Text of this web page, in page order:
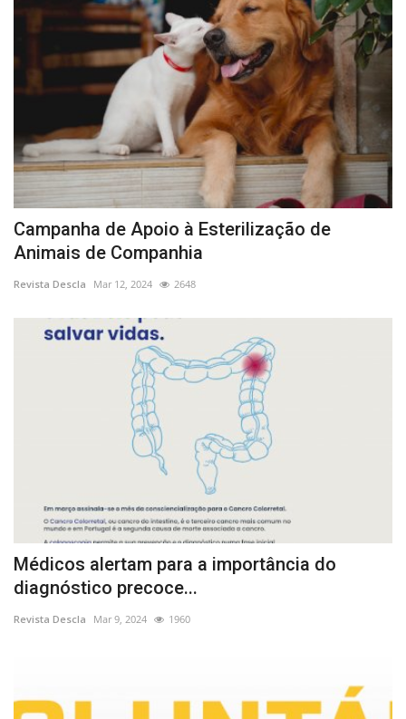
Campanha de Apoio à Esterilização de
Animais de Companhia
Revista Descla Mar 12, 2024 2648
Médicos alertam para a importância do
diagnóstico precoce...
Revista Descla Mar 9, 2024 1960